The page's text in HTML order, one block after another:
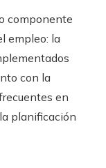
componente
empleo: la
con la
en
planificación